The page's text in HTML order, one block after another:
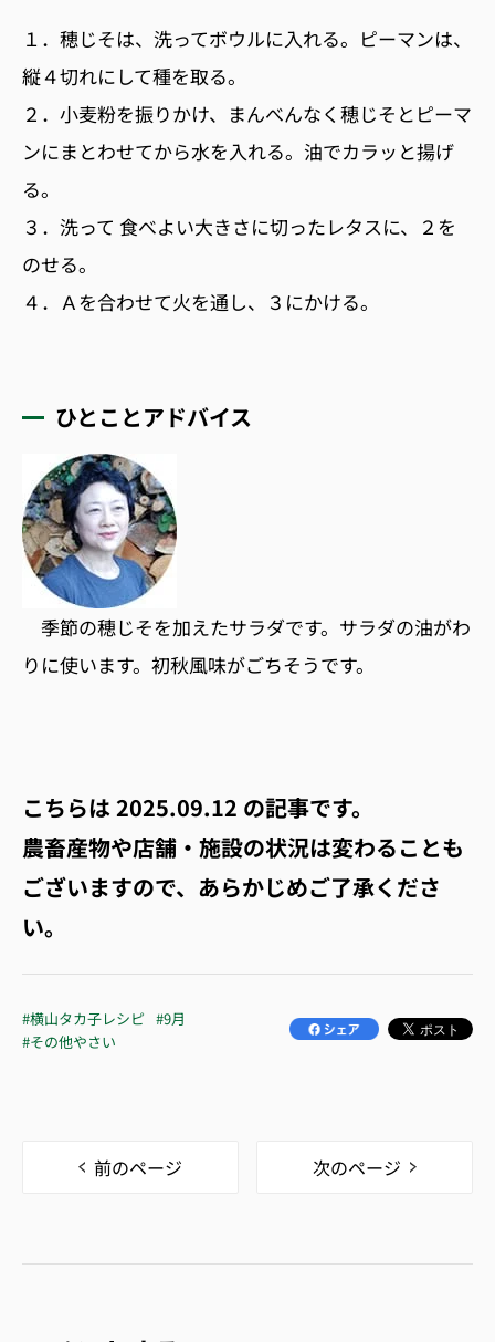
１．穂じそは、洗ってボウルに入れる。ピーマンは、
縦４切れにして種を取る。
２．小麦粉を振りかけ、まんべんなく穂じそとピーマ
ンにまとわせてから水を入れる。油でカラッと揚げ
る。
３．洗って 食べよい大きさに切ったレタスに、２を
のせる。
４．Ａを合わせて火を通し、３にかける。
ひとことアドバイス
季節の穂じそを加えたサラダです。サラダの油がわ
りに使います。初秋風味がごちそうです。
こちらは2025.09.12 の記事です。
農畜産物や店舗・施設の状況は変わることも
ございますので、あらかじめご了承くださ
い。
#横山タカ子レシピ #9月
#その他やさい
前のページ 次のページ